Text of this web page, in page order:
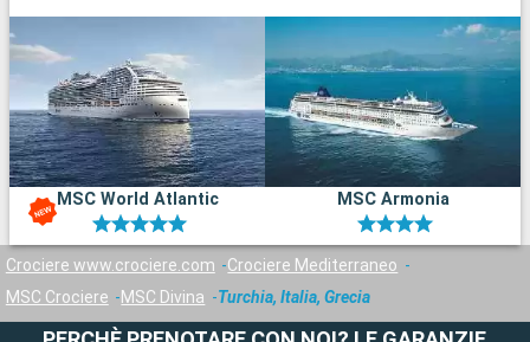
MSC World Atlantic MSC Armonia
Crociere www.crociere.com
Crociere Mediterraneo
MSC Crociere
MSC Divina Turchia, Italia, Grecia